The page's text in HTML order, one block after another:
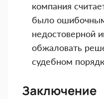
компания
было
недостоверной
обжаловать
судебном
Заключение